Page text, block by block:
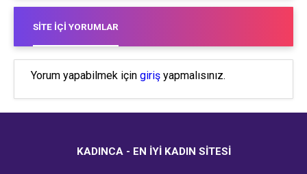
SITE İÇI YORUMLAR
Yorum yapabilmek için giriş yapmalısınız.
KADINCA - EN İYI KADIN SITESI